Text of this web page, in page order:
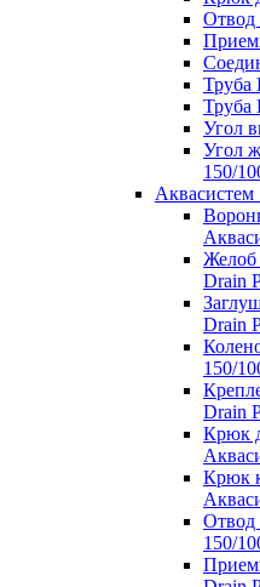
Отвод
Труба
Труба
Угол
Угол
150/
Аквасистем
Желоб
Drain
Drain
150/
Drain
Крюк
Крюк
Отвод
150/